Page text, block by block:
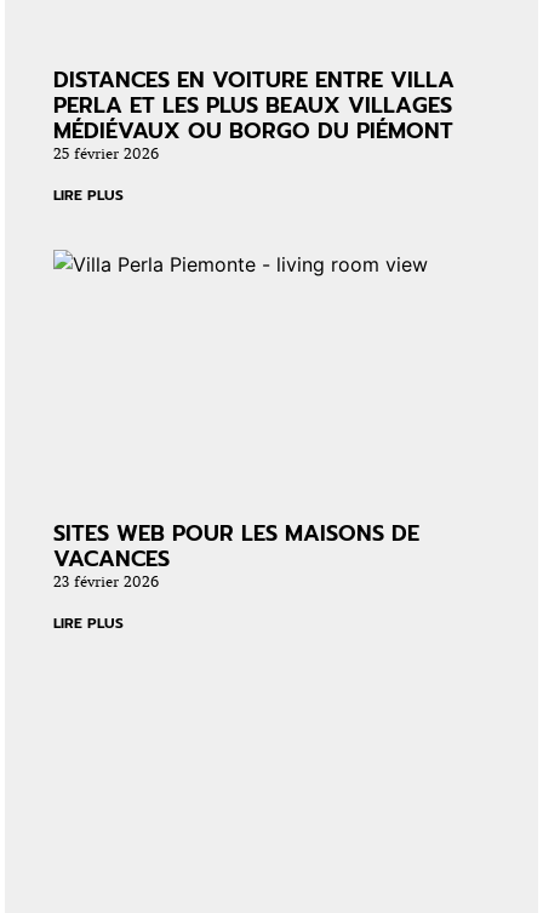
DISTANCES EN VOITURE ENTRE VILLA
PERLA ET LES PLUS BEAUX VILLAGES
MÉDIÉVAUX OU BORGO DU PIÉMONT
25 février 2026
LIRE PLUS
SITES WEB POUR LES MAISONS DE
VACANCES
23 février 2026
LIRE PLUS